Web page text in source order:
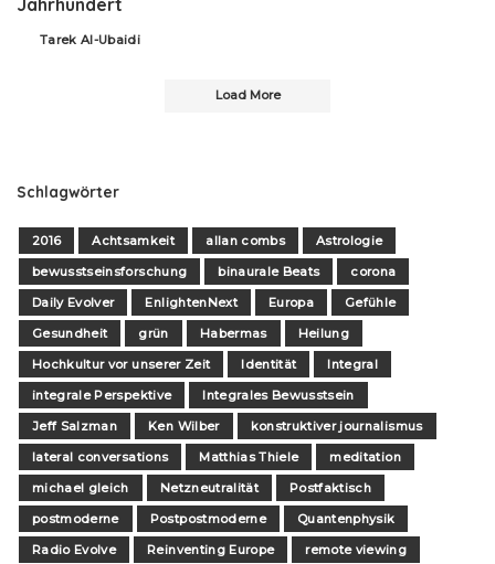
Jahrhundert
Posted
Tarek Al-Ubaidi
Load More
Schlagwörter
2016 Achtsamkeit allan combs
Astrologie
bewusstseinsforschung
binaurale Beats
corona
Daily Evolver
EnlightenNext Europa
Gefühle
Gesundheit
grün Habermas
Heilung
Hochkultur vor unserer Zeit
Identität
Integral
integrale Perspektive
Integrales Bewusstsein
Jeff Salzman
Ken Wilber
konstruktiver journalismus
lateral conversations
Matthias Thiele
meditation
michael gleich
Netzneutralität
Postfaktisch
postmoderne
Postpostmoderne
Quantenphysik
Radio Evolve
Reinventing Europe
remote viewing